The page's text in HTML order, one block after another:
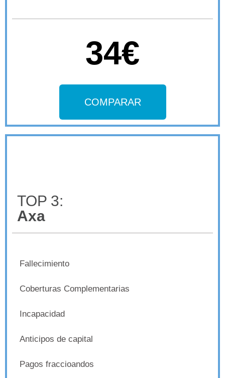
34€
COMPARAR
TOP 3:
Axa
Fallecimiento
Coberturas Complementarias
Incapacidad
Anticipos de capital
Pagos fraccioandos